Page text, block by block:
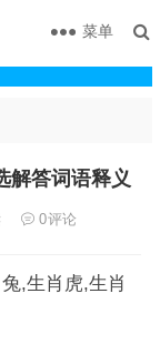
菜单
解答词语释义
0评论
,生肖虎,生肖